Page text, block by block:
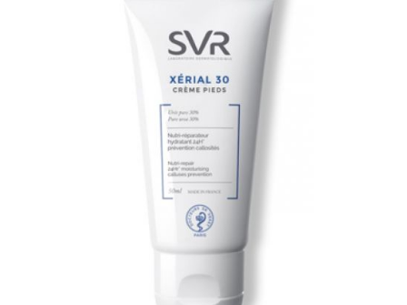
Anticellulite e Fanghi: Sconto fino al 40% valido
oggi!